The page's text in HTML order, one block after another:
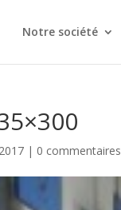
Notre société
| 0 commentaires